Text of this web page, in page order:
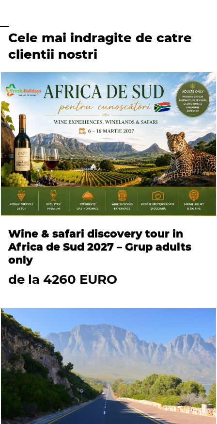
Cele mai indragite de catre
clientii nostri
Wine & safari discovery tour in
Africa de Sud 2027 – Grup adults
only
de la 4260 EURO